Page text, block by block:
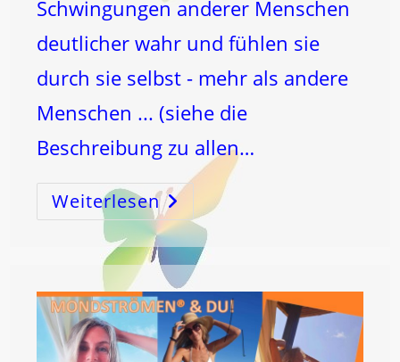
Schwingungen anderer Menschen
deutlicher wahr und fühlen sie
durch sie selbst - mehr als andere
Menschen ... (siehe die
Beschreibung zu allen…
Weiterlesen11
Und
De-
Pression!